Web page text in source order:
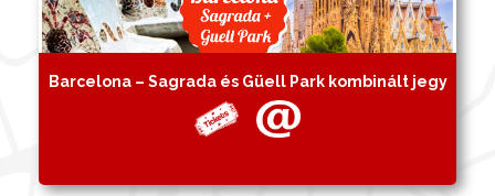
Barcelona – Sagrada és Güell Park kombinált jegy